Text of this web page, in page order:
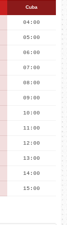
Cuba
04:00
05:00
06:00
07:00
08:00
09:00
10:00
11:00
12:00
13:00
14:00
15:00